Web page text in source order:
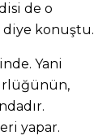
de o
konuştu.
Yani
yapar.